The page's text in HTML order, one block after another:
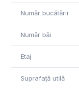
Număr bucătării
Număr băi
Etaj
Suprafață utilă